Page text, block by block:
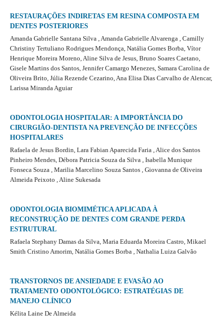
RESTAURAÇÕES INDIRETAS EM RESINA COMPOSTA EM
DENTES POSTERIORES
Amanda Gabrielle Santana Silva , Amanda Gabrielle Alvarenga , Camilly
Christiny Tertuliano Rodrigues Mendonça, Natália Gomes Borba, Vítor
Henrique Moreira Moreno, Aline Silva de Jesus, Bruno Soares Caetano,
Gisele Martins dos Santos, Jennifer Camargo Menezes, Samara Carolina de
Oliveira Brito, Júlia Rezende Cezarino, Ana Elisa Dias Carvalho de Alencar,
Larissa Miranda Aguiar
ODONTOLOGIA HOSPITALAR: A IMPORTÂNCIA DO
CIRURGIÃO-DENTISTA NA PREVENÇÃO DE INFECÇÕES
HOSPITALARES
Rafaela de Jesus Bordin, Lara Fabian Aparecida Faria , Alice dos Santos
Pinheiro Mendes, Débora Patricia Souza da Silva , Isabella Munique
Fonseca Souza , Marilia Marcelino Souza Santos , Giovanna de Oliveira
Almeida Peixoto , Aline Sukesada
ODONTOLOGIA BIOMIMÉTICA APLICADA À
RECONSTRUÇÃO DE DENTES COM GRANDE PERDA
ESTRUTURAL
Rafaela Stephany Damas da Silva, Maria Eduarda Moreira Castro, Mikael
Smith Cristino Amorim, Natália Gomes Borba , Nathalia Luiza Galvão
TRANSTORNOS DE ANSIEDADE E EVASÃO AO
TRATAMENTO ODONTOLÓGICO: ESTRATÉGIAS DE
MANEJO CLÍNICO
Kélita Laine De Almeida